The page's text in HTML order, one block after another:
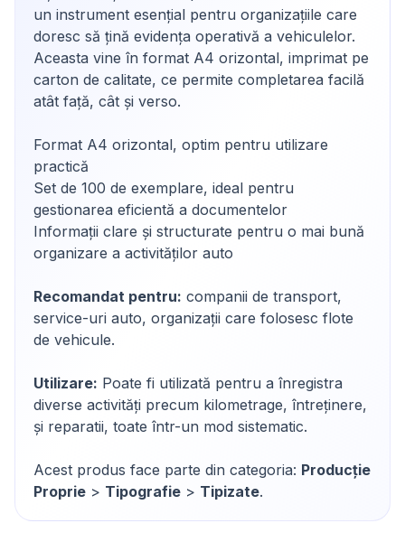
un instrument esențial pentru organizațiile care
doresc să țină evidența operativă a vehiculelor.
Aceasta vine în format A4 orizontal, imprimat pe
carton de calitate, ce permite completarea facilă
atât față, cât și verso.
Format A4 orizontal, optim pentru utilizare
practică
Set de 100 de exemplare, ideal pentru
gestionarea eficientă a documentelor
Informații clare și structurate pentru o mai bună
organizare a activităților auto
Recomandat pentru: companii de transport,
service-uri auto, organizații care folosesc flote
de vehicule.
Utilizare: Poate fi utilizată pentru a înregistra
diverse activități precum kilometrage, întreținere,
și reparatii, toate într-un mod sistematic.
Acest produs face parte din categoria: Producție
Proprie > Tipografie > Tipizate.